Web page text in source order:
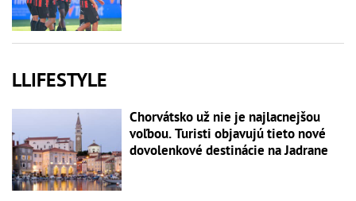
LLIFESTYLE
Chorvátsko už nie je najlacnejšou
voľbou. Turisti objavujú tieto nové
dovolenkové destinácie na Jadrane